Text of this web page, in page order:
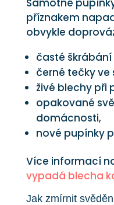
příznakem
obvykle
časté
černé tečky ve
živé blechy při
opakované
domácnosti,
nové pupínky
Více informací
vypadá blecha
Jak zmírnit